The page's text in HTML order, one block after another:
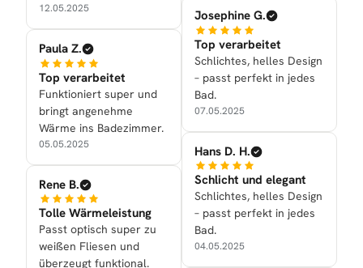
12.05.2025
Paula Z.
Top verarbeitet
Funktioniert super und
bringt angenehme
Wärme ins Badezimmer.
05.05.2025
Rene B.
Tolle Wärmeleistung
Passt optisch super zu
weißen Fliesen und
überzeugt funktional.
Josephine G.
Top verarbeitet
Schlichtes, helles Design
– passt perfekt in jedes
Bad.
07.05.2025
Hans D. H.
Schlicht und elegant
Schlichtes, helles Design
– passt perfekt in jedes
Bad.
04.05.2025